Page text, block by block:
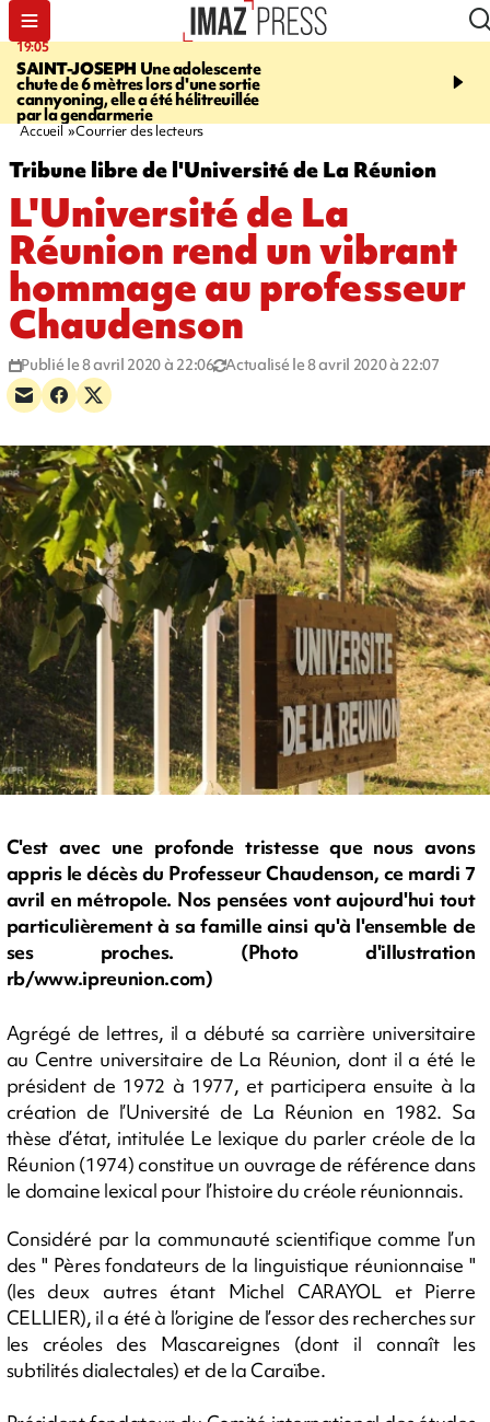
19:05
SAINT-JOSEPH Une adolescente
chute de 6 mètres lors d'une sortie
cannyoning, elle a été hélitreuillée
par la gendarmerie
20:44
rouée de coups,
Accueil Courrier des lecteurs
Tribune libre de l'Université de La Réunion
L'Université de La
Réunion rend un vibrant
hommage au professeur
Chaudenson
Publié le 8 avril 2020 à 22:06 Actualisé le 8 avril 2020 à 22:07
C'est avec une profonde tristesse que nous avons
appris le décès du Professeur Chaudenson, ce mardi 7
avril en métropole. Nos pensées vont aujourd'hui tout
particulièrement à sa famille ainsi qu'à l'ensemble de
ses proches. (Photo d'illustration
rb/www.ipreunion.com)
Agrégé de lettres, il a débuté sa carrière universitaire
au Centre universitaire de La Réunion, dont il a été le
président de 1972 à 1977, et participera ensuite à la
création de l’Université de La Réunion en 1982. Sa
thèse d’état, intitulée Le lexique du parler créole de la
Réunion (1974) constitue un ouvrage de référence dans
le domaine lexical pour l’histoire du créole réunionnais.
Considéré par la communauté scientifique comme l’un
des " Pères fondateurs de la linguistique réunionnaise "
(les deux autres étant Michel CARAYOL et Pierre
CELLIER), il a été à l’origine de l’essor des recherches sur
les créoles des Mascareignes (dont il connaît les
subtilités dialectales) et de la Caraïbe.